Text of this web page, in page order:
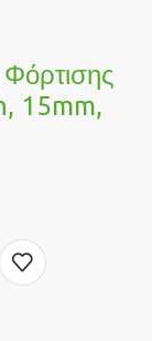
15mm,